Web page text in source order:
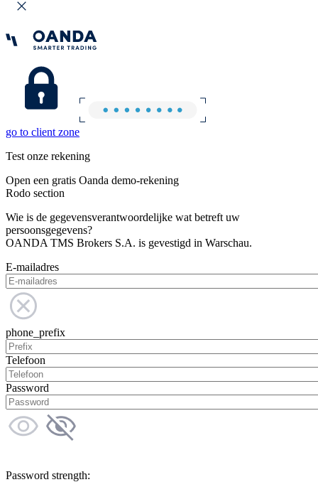
go to client zone
Test onze rekening
Open een gratis Oanda demo-rekening
Rodo section
Wie is de gegevensverantwoordelijke wat betreft uw
persoonsgegevens?
OANDA TMS Brokers S.A. is gevestigd in Warschau.
E-mailadres
phone_prefix
Telefoon
Password
Password strength: